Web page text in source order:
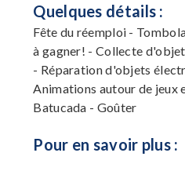
Quelques détails :
Fête du réemploi -
à gagner! - Collecte
- Réparation d'objets
Animations autour de jeux
Batucada - Goûter
Pour en savoir plus :